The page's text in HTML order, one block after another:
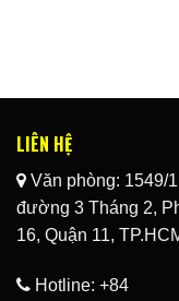
LIÊN HỆ
Văn phòng: 1549/1
đường 3 Tháng 2,
16, Quận 11,
Hotline: +84